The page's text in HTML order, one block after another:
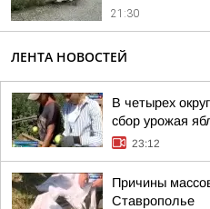
21:30
ЛЕНТА НОВОСТЕЙ
В четырех
сбор урожая
23:12
Причины
Ставрополье